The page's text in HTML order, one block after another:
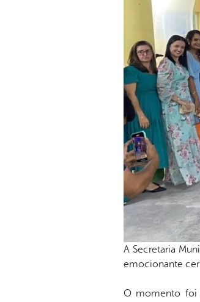
A Secretaria
emocionante
O momento foi